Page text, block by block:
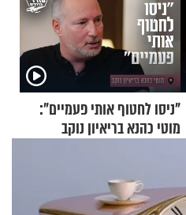
"ניסו לחטוף אותי פעמיים":
מוטי כהנא בריאיון נוקב